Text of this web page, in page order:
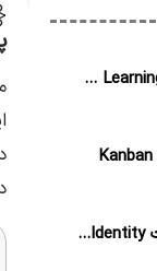
یادگیری نظارت شده چیست؟ | راهنمای Supervised Learning
هویت برند چیست؟ راهنمای کامل ساخت Brand Identity برای کسب‌وکارها